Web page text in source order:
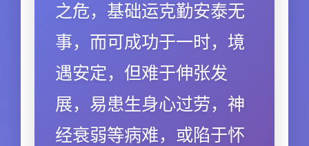
之危，基础运克勤安泰无
事，而可成功于一时，境
遇安定，但难于伸张发
展，易患生身心过劳，神
经衰弱等病难，或陷于怀